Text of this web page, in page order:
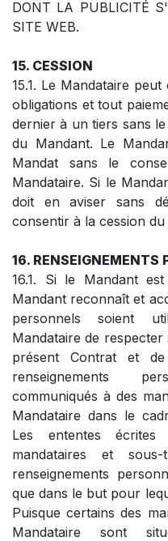
DONT LA PUBLICITÉ
SITE WEB.
15. CESSION
15.1. Le Mandataire
obligations et tout
dernier à un tiers sans
du Mandant. Le
Mandat sans le
Mandataire. Si le
doit en aviser sans
consentir à la cession
16. RENSEIGNEMENTS
16.1. Si le Mandant
Mandant reconnaît et
personnels soient
Mandataire de
présent Contrat et
renseignements
communiqués à des
Mandataire dans le
Les ententes
mandataires et
renseignements
que dans le but pour
Puisque certains des
Mandataire sont